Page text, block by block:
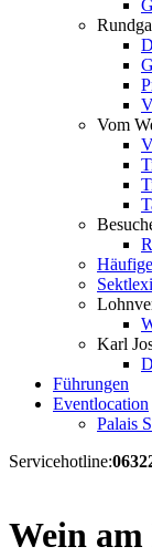
Vom
Karl
Führungen
Eventlocation
Palais
Servicehotline:
Wein